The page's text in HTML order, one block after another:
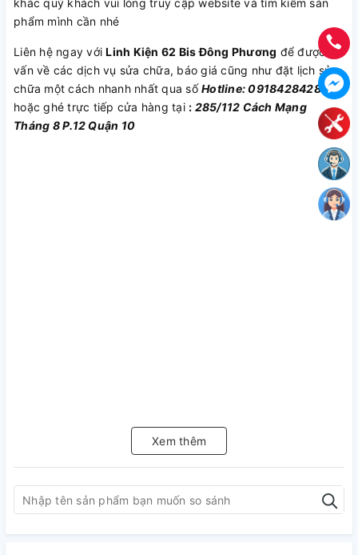
khác quý khách vui lòng truy cập website và tìm kiếm sản
phẩm mình cần nhé
Liên hệ ngay vớiLinh Kiện 62 Bis Đông Phương để được tư
vấn về các dịch vụ sửa chữa, báo giá cũng như đặt lịch sửa
chữa một cách nhanh nhất qua sốHotline: 0918428428
hoặc ghé trực tiếp cửa hàng tại : 285/112 Cách Mạng
Tháng 8 P.12 Quận 10
Xem thêm